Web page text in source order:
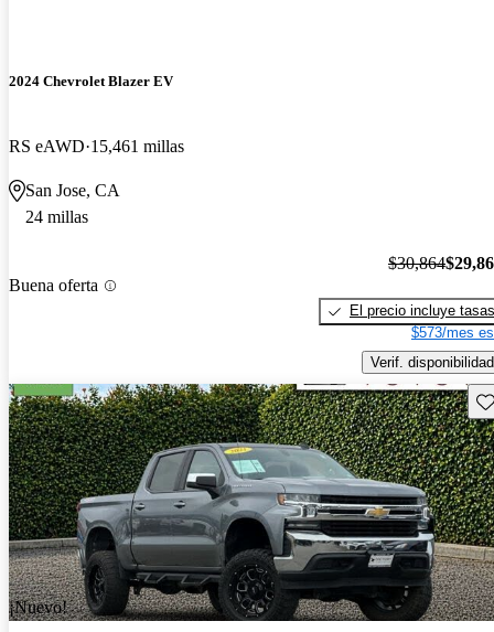
2024 Chevrolet Blazer EV
RS eAWD 15,461 millas
San Jose, CA
24 millas
Buena oferta
$30,864
El precio incluye tasas
$573/mes
Verif. disponibilidad
¡Nuevo!